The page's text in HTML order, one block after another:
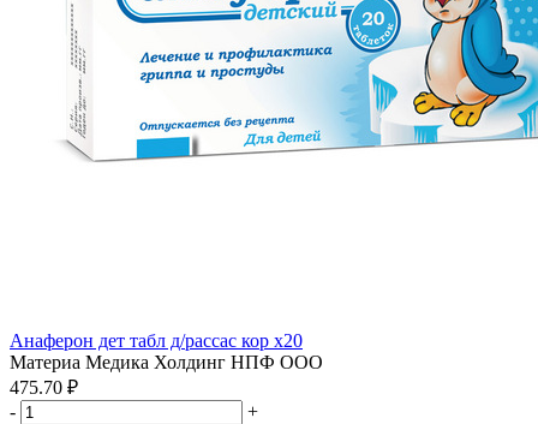
Анаферон дет табл д/рассас кор x20
Материа Медика Холдинг НПФ ООО
475.70 ₽
-
+